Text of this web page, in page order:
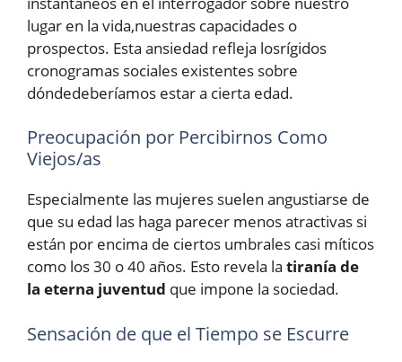
lugar en la vida,nuestras capacidades o
prospectos. Esta ansiedad refleja losrígidos
cronogramas sociales existentes sobre
dóndedeberíamos estar a cierta edad.
Preocupación por Percibirnos Como
Viejos/as
Especialmente las mujeres suelen angustiarse de
que su edad las haga parecer menos atractivas si
están por encima de ciertos umbrales casi míticos
como los 30 o 40 años. Esto revela la tiranía de
la eterna juventud que impone la sociedad.
Sensación de que el Tiempo se Escurre